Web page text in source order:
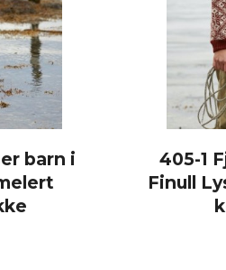
barn i
405-1
Finull